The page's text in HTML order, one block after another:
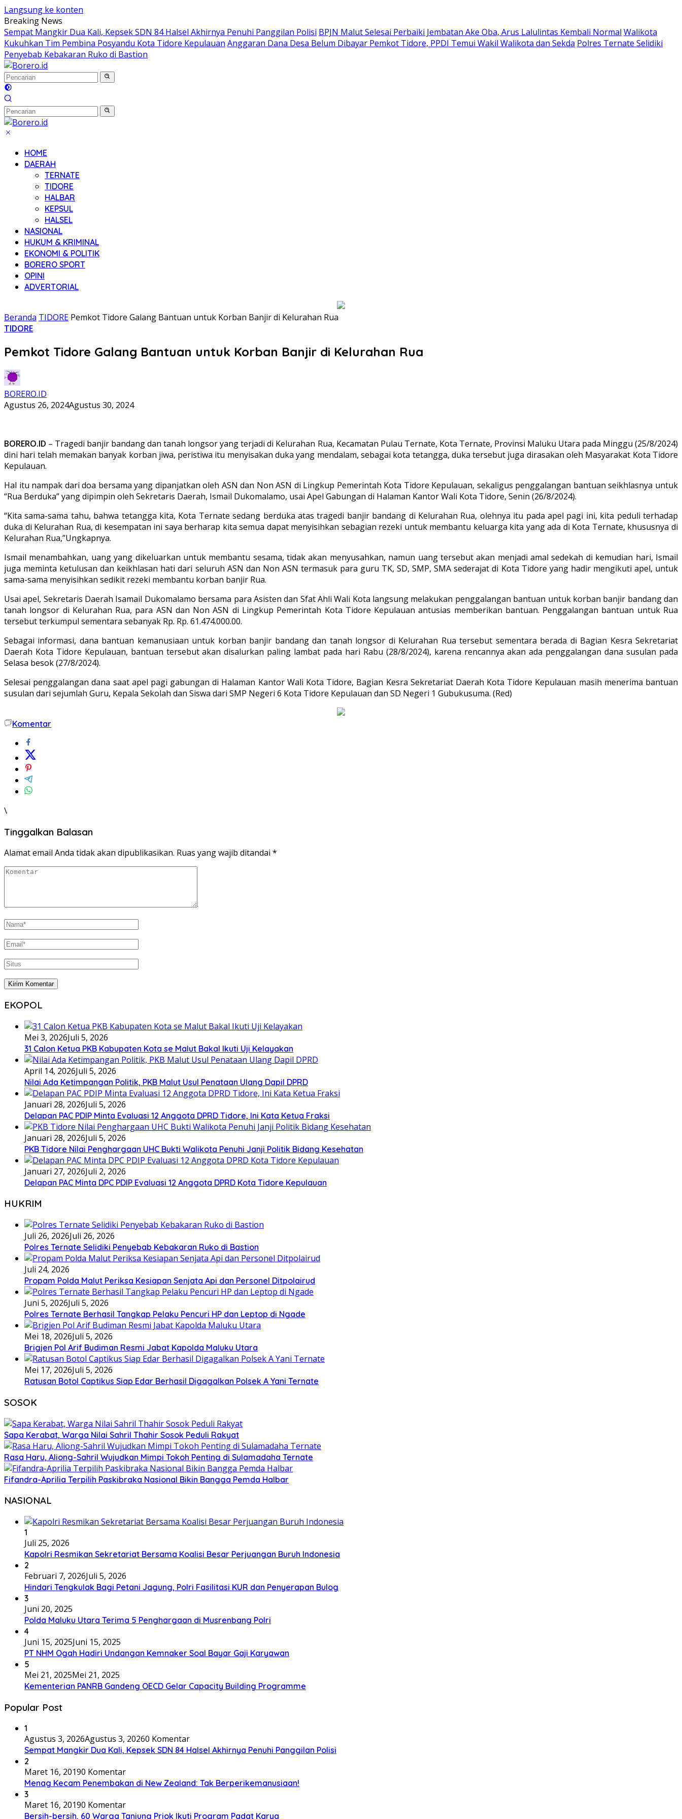
Langsung ke konten
Breaking News
Sempat Mangkir Dua Kali, Kepsek SDN 84 Halsel Akhirnya Penuhi Panggilan Polisi BPJN Malut Selesai Perbaiki Jembatan Ake Oba, Arus Lalulintas Kembali Normal Walikota
Kukuhkan Tim Pembina Posyandu Kota Tidore Kepulauan Anggaran Dana Desa Belum Dibayar Pemkot Tidore, PPDI Temui Wakil Walikota dan Sekda Polres Ternate Selidiki
Penyebab Kebakaran Ruko di Bastion
HOME
DAERAH
TERNATE
TIDORE
HALBAR
KEPSUL
HALSEL
NASIONAL
HUKUM & KRIMINAL
EKONOMI & POLITIK
BORERO SPORT
OPINI
ADVERTORIAL
Beranda TIDORE Pemkot Tidore Galang Bantuan untuk Korban Banjir di Kelurahan Rua
TIDORE
Pemkot Tidore Galang Bantuan untuk Korban Banjir di Kelurahan Rua
BORERO.ID
Agustus 26, 2024Agustus 30, 2024
BORERO.ID – Tragedi banjir bandang dan tanah longsor yang terjadi di Kelurahan Rua, Kecamatan Pulau Ternate, Kota Ternate, Provinsi Maluku Utara pada Minggu (25/8/2024)
dini hari telah memakan banyak korban jiwa, peristiwa itu menyisakan duka yang mendalam, sebagai kota tetangga, duka tersebut juga dirasakan oleh Masyarakat Kota Tidore
Kepulauan.
Hal itu nampak dari doa bersama yang dipanjatkan oleh ASN dan Non ASN di Lingkup Pemerintah Kota Tidore Kepulauan, sekaligus penggalangan bantuan seikhlasnya untuk
“Rua Berduka” yang dipimpin oleh Sekretaris Daerah, Ismail Dukomalamo, usai Apel Gabungan di Halaman Kantor Wali Kota Tidore, Senin (26/8/2024).
“Kita sama-sama tahu, bahwa tetangga kita, Kota Ternate sedang berduka atas tragedi banjir bandang di Kelurahan Rua, olehnya itu pada apel pagi ini, kita peduli terhadap
duka di Kelurahan Rua, di kesempatan ini saya berharap kita semua dapat menyisihkan sebagian rezeki untuk membantu keluarga kita yang ada di Kota Ternate, khususnya di
Kelurahan Rua,”Ungkapnya.
Ismail menambahkan, uang yang dikeluarkan untuk membantu sesama, tidak akan menyusahkan, namun uang tersebut akan menjadi amal sedekah di kemudian hari, Ismail
juga meminta ketulusan dan keikhlasan hati dari seluruh ASN dan Non ASN termasuk para guru TK, SD, SMP, SMA sederajat di Kota Tidore yang hadir mengikuti apel, untuk
sama-sama menyisihkan sedikit rezeki membantu korban banjir Rua.
Usai apel, Sekretaris Daerah Isamail Dukomalamo bersama para Asisten dan Sfat Ahli Wali Kota langsung melakukan penggalangan bantuan untuk korban banjir bandang dan
tanah longsor di Kelurahan Rua, para ASN dan Non ASN di Lingkup Pemerintah Kota Tidore Kepulauan antusias memberikan bantuan. Penggalangan bantuan untuk Rua
tersebut terkumpul sementara sebanyak Rp. Rp. 61.474.000.00.
Sebagai informasi, dana bantuan kemanusiaan untuk korban banjir bandang dan tanah longsor di Kelurahan Rua tersebut sementara berada di Bagian Kesra Sekretariat
Daerah Kota Tidore Kepulauan, bantuan tersebut akan disalurkan paling lambat pada hari Rabu (28/8/2024), karena rencannya akan ada penggalangan dana susulan pada
Selasa besok (27/8/2024).
Selesai penggalangan dana saat apel pagi gabungan di Halaman Kantor Wali Kota Tidore, Bagian Kesra Sekretariat Daerah Kota Tidore Kepulauan masih menerima bantuan
susulan dari sejumlah Guru, Kepala Sekolah dan Siswa dari SMP Negeri 6 Kota Tidore Kepulauan dan SD Negeri 1 Gubukusuma. (Red)
Komentar
\
Tinggalkan Balasan
Alamat email Anda tidak akan dipublikasikan. Ruas yang wajib ditandai *
EKOPOL
Mei 3, 2026Juli 5, 2026
31 Calon Ketua PKB Kabupaten Kota se Malut Bakal Ikuti Uji Kelayakan
April 14, 2026Juli 5, 2026
Nilai Ada Ketimpangan Politik, PKB Malut Usul Penataan Ulang Dapil DPRD
Januari 28, 2026Juli 5, 2026
Delapan PAC PDIP Minta Evaluasi 12 Anggota DPRD Tidore, Ini Kata Ketua Fraksi
Januari 28, 2026Juli 5, 2026
PKB Tidore Nilai Penghargaan UHC Bukti Walikota Penuhi Janji Politik Bidang Kesehatan
Januari 27, 2026Juli 2, 2026
Delapan PAC Minta DPC PDIP Evaluasi 12 Anggota DPRD Kota Tidore Kepulauan
HUKRIM
Juli 26, 2026Juli 26, 2026
Polres Ternate Selidiki Penyebab Kebakaran Ruko di Bastion
Juli 24, 2026
Propam Polda Malut Periksa Kesiapan Senjata Api dan Personel Ditpolairud
Juni 5, 2026Juli 5, 2026
Polres Ternate Berhasil Tangkap Pelaku Pencuri HP dan Leptop di Ngade
Mei 18, 2026Juli 5, 2026
Brigjen Pol Arif Budiman Resmi Jabat Kapolda Maluku Utara
Mei 17, 2026Juli 5, 2026
Ratusan Botol Captikus Siap Edar Berhasil Digagalkan Polsek A Yani Ternate
SOSOK
Sapa Kerabat, Warga Nilai Sahril Thahir Sosok Peduli Rakyat
Rasa Haru, Aliong-Sahril Wujudkan Mimpi Tokoh Penting di Sulamadaha Ternate
Fifandra-Aprilia Terpilih Paskibraka Nasional Bikin Bangga Pemda Halbar
NASIONAL
1
Juli 25, 2026
Kapolri Resmikan Sekretariat Bersama Koalisi Besar Perjuangan Buruh Indonesia
2
Februari 7, 2026Juli 5, 2026
Hindari Tengkulak Bagi Petani Jagung, Polri Fasilitasi KUR dan Penyerapan Bulog
3
Juni 20, 2025
Polda Maluku Utara Terima 5 Penghargaan di Musrenbang Polri
4
Juni 15, 2025Juni 15, 2025
PT NHM Ogah Hadiri Undangan Kemnaker Soal Bayar Gaji Karyawan
5
Mei 21, 2025Mei 21, 2025
Kementerian PANRB Gandeng OECD Gelar Capacity Building Programme
Popular Post
1
Agustus 3, 2026Agustus 3, 20260 Komentar
Sempat Mangkir Dua Kali, Kepsek SDN 84 Halsel Akhirnya Penuhi Panggilan Polisi
2
Maret 16, 20190 Komentar
Menag Kecam Penembakan di New Zealand: Tak Berperikemanusiaan!
3
Maret 16, 20190 Komentar
Bersih-bersih, 60 Warga Tanjung Priok Ikuti Program Padat Karya